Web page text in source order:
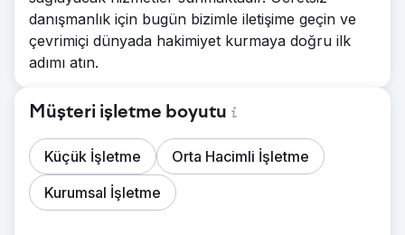
danışmanlık için bugün bizimle iletişime geçin ve
çevrimiçi dünyada hakimiyet kurmaya doğru ilk
adımı atın.
Müşteri işletme boyutu
Küçük İşletme
Orta Hacimli İşletme
Kurumsal İşletme